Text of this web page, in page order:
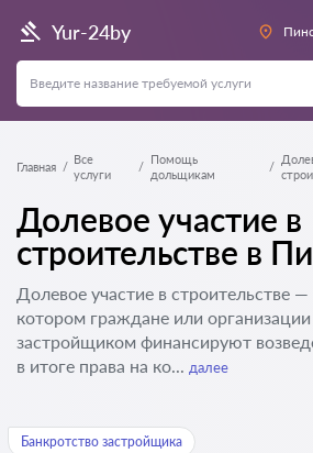
Yur-24by
Главная
Все
услуги
Помощь
дольщикам
Долевое участие в
строительстве в
Долевое участие в строительстве
котором граждане или
застройщиком финансируют
в итоге права на ко... далее
Банкротство застройщика